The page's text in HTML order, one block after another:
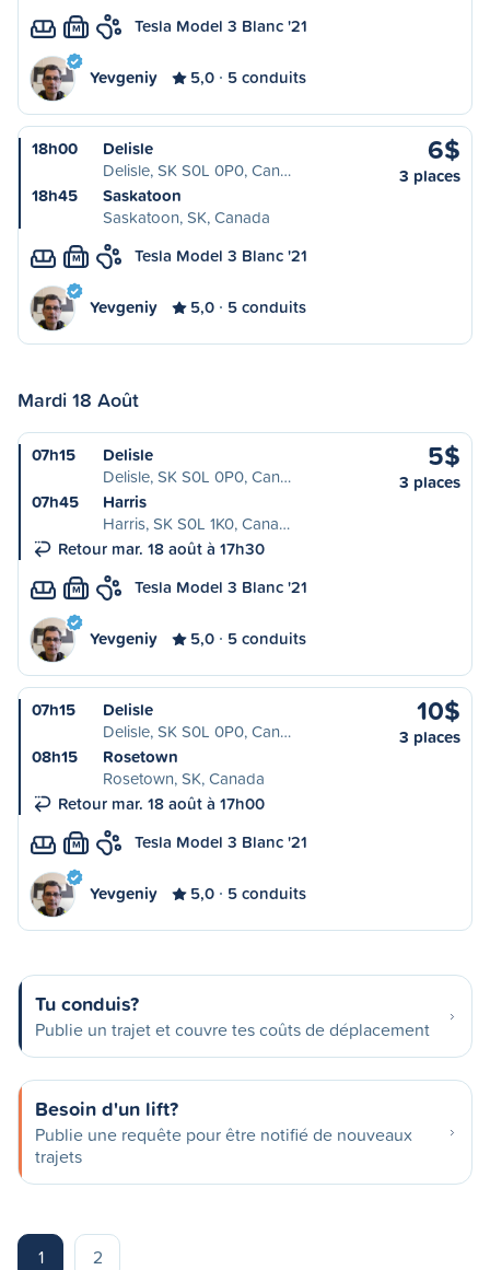
M Tesla Model 3 Blanc '21
Yevgeniy 5,0 5 conduits
18h00
Delisle
Delisle, SK S0L 0P0, Can…
18h45
Saskatoon
Saskatoon, SK, Canada
6$
3 places
M Tesla Model 3 Blanc '21
Yevgeniy 5,0 5 conduits
Mardi 18 Août
07h15
Delisle
Delisle, SK S0L 0P0, Can…
07h45
Harris
Harris, SK S0L 1K0, Cana…
Retour mar. 18 août à 17h30
5$
3 places
M Tesla Model 3 Blanc '21
Yevgeniy 5,0 5 conduits
07h15
Delisle
Delisle, SK S0L 0P0, Can…
08h15
Rosetown
Rosetown, SK, Canada
Retour mar. 18 août à 17h00
10$
3 places
M Tesla Model 3 Blanc '21
Yevgeniy 5,0 5 conduits
Tu conduis?
Publie un trajet et couvre tes coûts de déplacement
Besoin d'un lift?
Publie une requête pour être notifié de nouveaux
trajets
1 2